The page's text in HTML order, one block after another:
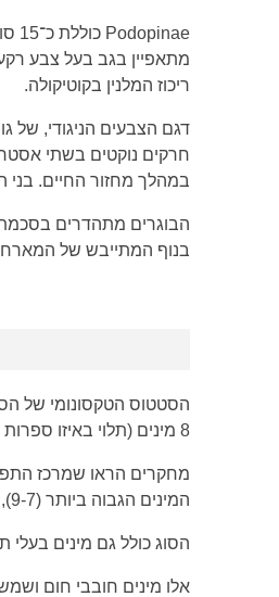
Podopinae כוללת כ־15 סוגים, על אחד מהם דובר בעבר ברשומה על המין
מתאפיין בגב בעל צבע
ריכוז המלנין בקוטיקולה.
דגם הצבעים הניגודי, של
חרקים נוקטים בשתי
במהלך מחזור החיים. בני
הבוגרים מתהדרים
בנוף המתייבש של
הסטטוס הטקסונומי של
8 מינים (תלוי באיזו ספרות מעיינים) בתפוצה פלארקטית.
מחקרים הראו שמרכז
המינים הגבוה ביותר (9-7), בהם גם מינים בעלי תפוצה מוגבלת.
הסוג כולל גם מינים
אלו מינים חובבי חום